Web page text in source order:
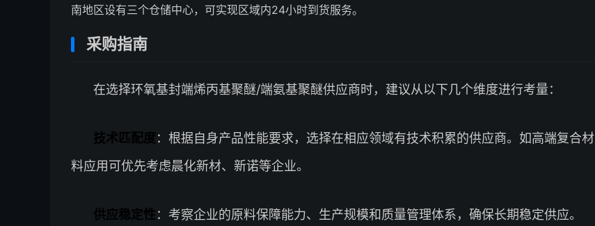
南地区设有三个仓储中心，可实现区域内24小时到货服务。
采购指南
在选择环氧基封端烯丙基聚醚/端氨基聚醚供应商时，建议从以下几个维度进行考量：
技术匹配度：根据自身产品性能要求，选择在相应领域有技术积累的供应商。如高端复合材
料应用可优先考虑晨化新材、新诺等企业。
供应稳定性：考察企业的原料保障能力、生产规模和质量管理体系，确保长期稳定供应。